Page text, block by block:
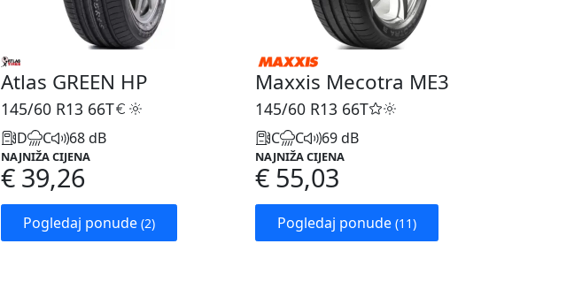
Atlas GREEN HP
145/60 R13 66T
D C 68 dB
NAJNIŽA CIJENA
€ 39,26
Pogledaj ponude (2)
Maxxis Mecotra ME3
145/60 R13 66T
C C 69 dB
NAJNIŽA CIJENA
€ 55,03
Pogledaj ponude (11)